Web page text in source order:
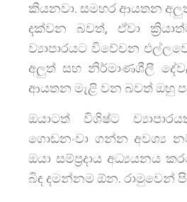
කියනවා. සමහර ආයතන
දක්වන බවත්, ඒවා
ව්‍යාපාරයට විවේචන
අලුත් සහ නිර්මාණශීලී
ආයතන මැළි වන බවත් ඔහු
ඔයාටත් විශිෂ්ට
ගොඩනංවා ගන්න අවශ්‍ය
ඔයා සම්ප්‍රදාය අධ්‍යයනය
බිඳ දමන්නම ඕන. රාමුවෙන්